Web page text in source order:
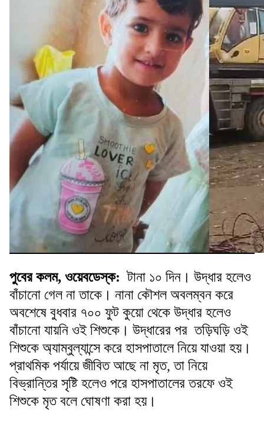
পুবের কলম, ওয়েবডেস্ক:টানা ১০ দিন। উদ্ধার হলেও
বাঁচানো গেল না তাকে। নানা কৌশল অবলম্বন করে
অবশেষে বুধবার ৭০০ ফুট কুয়ো থেকে উদ্ধার হলেও
বাঁচানো যায়নি ওই শিশুকে। উদ্ধারের পর তড়িঘড়ি ওই
শিশুকে অ্যাম্বুল্যান্সে করে হাসপাতালে নিয়ে যাওয়া হয়।
প্রাথমিক পর্যায়ে জীবিত আছে না মৃত, তা নিয়ে
বিভ্রান্তির সৃষ্টি হলেও পরে হাসপাতালের তরফে ওই
শিশুকে মৃত বলে ঘোষণা করা হয়।